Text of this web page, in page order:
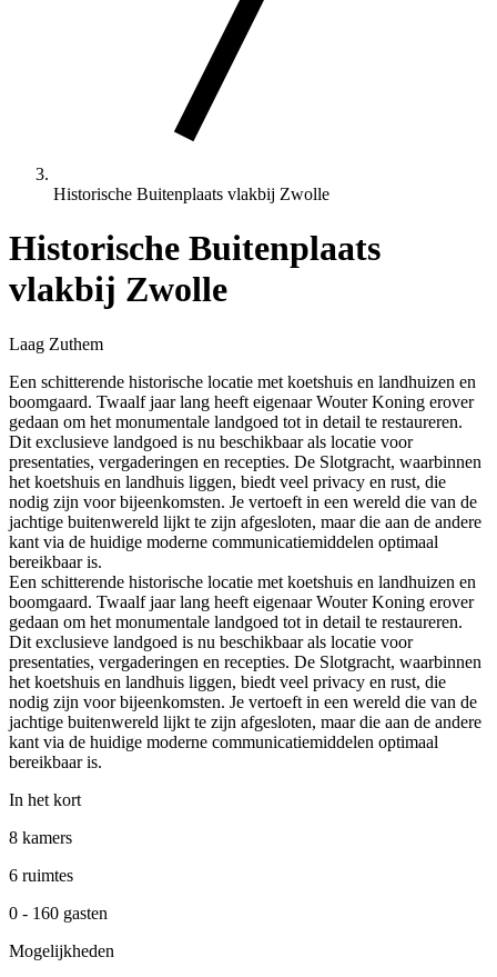
Historische Buitenplaats vlakbij Zwolle
Historische Buitenplaats
vlakbij Zwolle
Laag Zuthem
Een schitterende historische locatie met koetshuis en landhuizen en
boomgaard. Twaalf jaar lang heeft eigenaar Wouter Koning erover
gedaan om het monumentale landgoed tot in detail te restaureren.
Dit exclusieve landgoed is nu beschikbaar als locatie voor
presentaties, vergaderingen en recepties. De Slotgracht, waarbinnen
het koetshuis en landhuis liggen, biedt veel privacy en rust, die
nodig zijn voor bijeenkomsten. Je vertoeft in een wereld die van de
jachtige buitenwereld lijkt te zijn afgesloten, maar die aan de andere
kant via de huidige moderne communicatiemiddelen optimaal
bereikbaar is.
Een schitterende historische locatie met koetshuis en landhuizen en
boomgaard. Twaalf jaar lang heeft eigenaar Wouter Koning erover
gedaan om het monumentale landgoed tot in detail te restaureren.
Dit exclusieve landgoed is nu beschikbaar als locatie voor
presentaties, vergaderingen en recepties. De Slotgracht, waarbinnen
het koetshuis en landhuis liggen, biedt veel privacy en rust, die
nodig zijn voor bijeenkomsten. Je vertoeft in een wereld die van de
jachtige buitenwereld lijkt te zijn afgesloten, maar die aan de andere
kant via de huidige moderne communicatiemiddelen optimaal
bereikbaar is.
In het kort
8 kamers
6 ruimtes
0 - 160 gasten
Mogelijkheden